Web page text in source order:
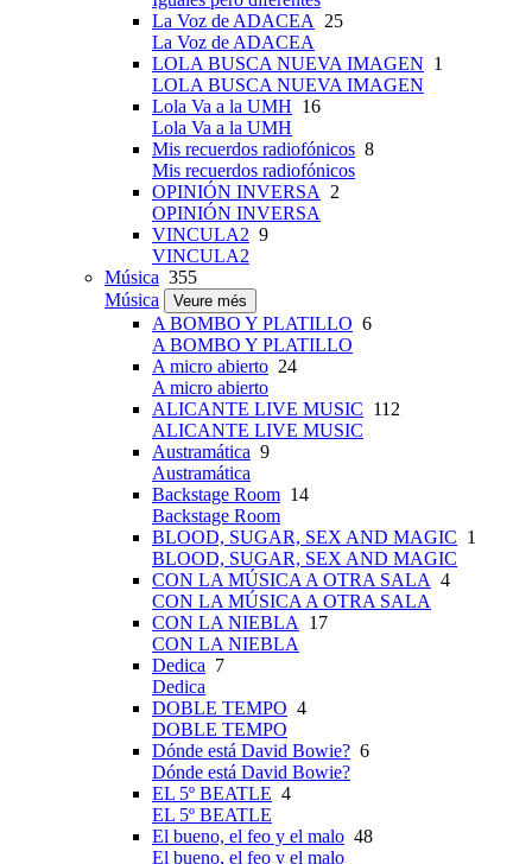
La Voz de ADACEA
25
La Voz de ADACEA
LOLA BUSCA NUEVA IMAGEN 1
LOLA BUSCA NUEVA IMAGEN
Lola Va a la UMH 16
Lola Va a la UMH
Mis recuerdos radiofónicos 8
Mis recuerdos radiofónicos
OPINIÓN INVERSA
2
OPINIÓN INVERSA
VINCULA2 9
VINCULA2
Música 355
Música
Veure més
A BOMBO Y PLATILLO 6
A BOMBO Y PLATILLO
A micro abierto 24
A micro abierto
ALICANTE LIVE MUSIC 112
ALICANTE LIVE MUSIC
Austramática 9
Austramática
Backstage Room 14
Backstage Room
BLOOD, SUGAR, SEX AND MAGIC 1
BLOOD, SUGAR, SEX AND MAGIC
CON LA MÚSICA A OTRA SALA 4
CON LA MÚSICA A OTRA SALA
CON LA NIEBLA
17
CON LA NIEBLA
Dedica 7
Dedica
DOBLE TEMPO 4
DOBLE TEMPO
Dónde está David Bowie? 6
Dónde está David Bowie?
EL 5º BEATLE 4
EL 5º BEATLE
El bueno, el feo y el malo 48
El bueno, el feo y el malo